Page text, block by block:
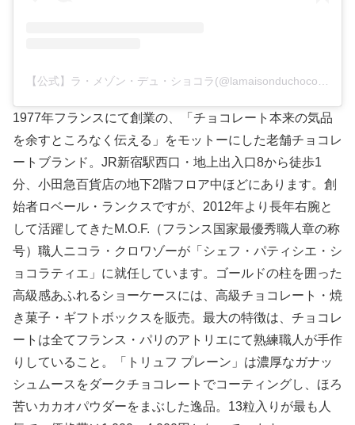
1977年フランスにて創業の、「チョコレート本来の気品
を余すところなく伝える」をモットーにした老舗チョコレ
ートブランド。JR新宿駅西口・地上出入口8から徒歩1
分、小田急百貨店の地下2階フロア中ほどにあります。創
始者ロベール・ランクスですが、2012年より長年右腕と
して活躍してきたM.O.F.（フランス国家最優秀職人章の称
号）職人ニコラ・クロワゾーが「シェフ・パティシエ・シ
ョコラティエ」に就任しています。ゴールドの柱を囲った
高級感あふれるショーケースには、高級チョコレート・焼
き菓子・ギフトボックスを販売。最大の特徴は、チョコレ
ートは全てフランス・パリのアトリエにて熟練職人が手作
りしていること。「トリュフ プレーン」は濃厚なガナッ
シュムースをダークチョコレートでコーティングし、ほろ
苦いカカオパウダーをまぶした逸品。13粒入りが最も人